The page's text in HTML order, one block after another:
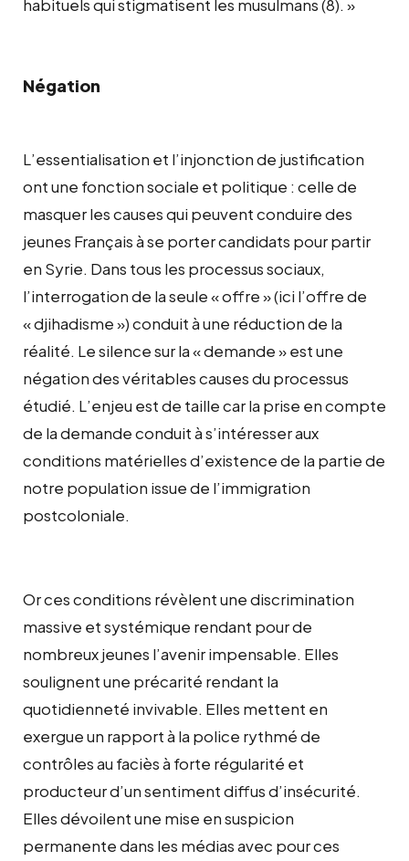
habituels qui stigmatisent les musulmans (8). »
Négation
L’essentialisation et l’injonction de justification
ont une fonction sociale et politique : celle de
masquer les causes qui peuvent conduire des
jeunes Français à se porter candidats pour partir
en Syrie. Dans tous les processus sociaux,
l’interrogation de la seule « offre » (ici l’offre de
« djihadisme ») conduit à une réduction de la
réalité. Le silence sur la « demande » est une
négation des véritables causes du processus
étudié. L’enjeu est de taille car la prise en compte
de la demande conduit à s’intéresser aux
conditions matérielles d’existence de la partie de
notre population issue de l’immigration
postcoloniale.
Or ces conditions révèlent une discrimination
massive et systémique rendant pour de
nombreux jeunes l’avenir impensable. Elles
soulignent une précarité rendant la
quotidienneté invivable. Elles mettent en
exergue un rapport à la police rythmé de
contrôles au faciès à forte régularité et
producteur d’un sentiment diffus d’insécurité.
Elles dévoilent une mise en suspicion
permanente dans les médias avec pour ces